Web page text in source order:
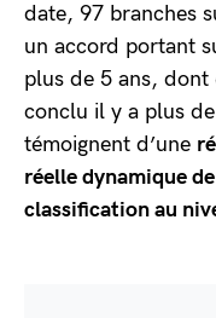
date, 97 branches
un accord portant
plus de 5 ans, dont
conclu il y a plus
témoignent d’une
réelle dynamique
classification au